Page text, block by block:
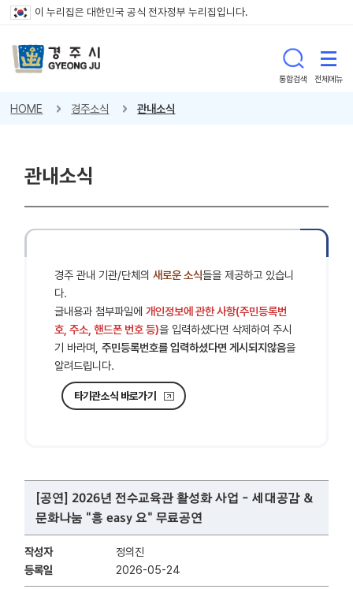
이 누리집은 대한민국 공식 전자정부 누리집입니다.
통합검색 전체메뉴
HOME 경주소식 관내소식
관내소식
경주 관내 기관/단체의새로운 소식들을 제공하고 있습니
다.
글내용과 첨부파일에개인정보에 관한 사항(주민등록번
호, 주소, 핸드폰 번호 등)을 입력하셨다면 삭제하여 주시
기 바라며,주민등록번호를 입력하셨다면 게시되지않음을
알려드립니다.
타기관소식 바로가기
[공연] 2026년 전수교육관 활성화 사업 - 세대공감 &
문화나눔 "흥 easy 요" 무료공연
작성자
정의진
등록일
2026-05-24